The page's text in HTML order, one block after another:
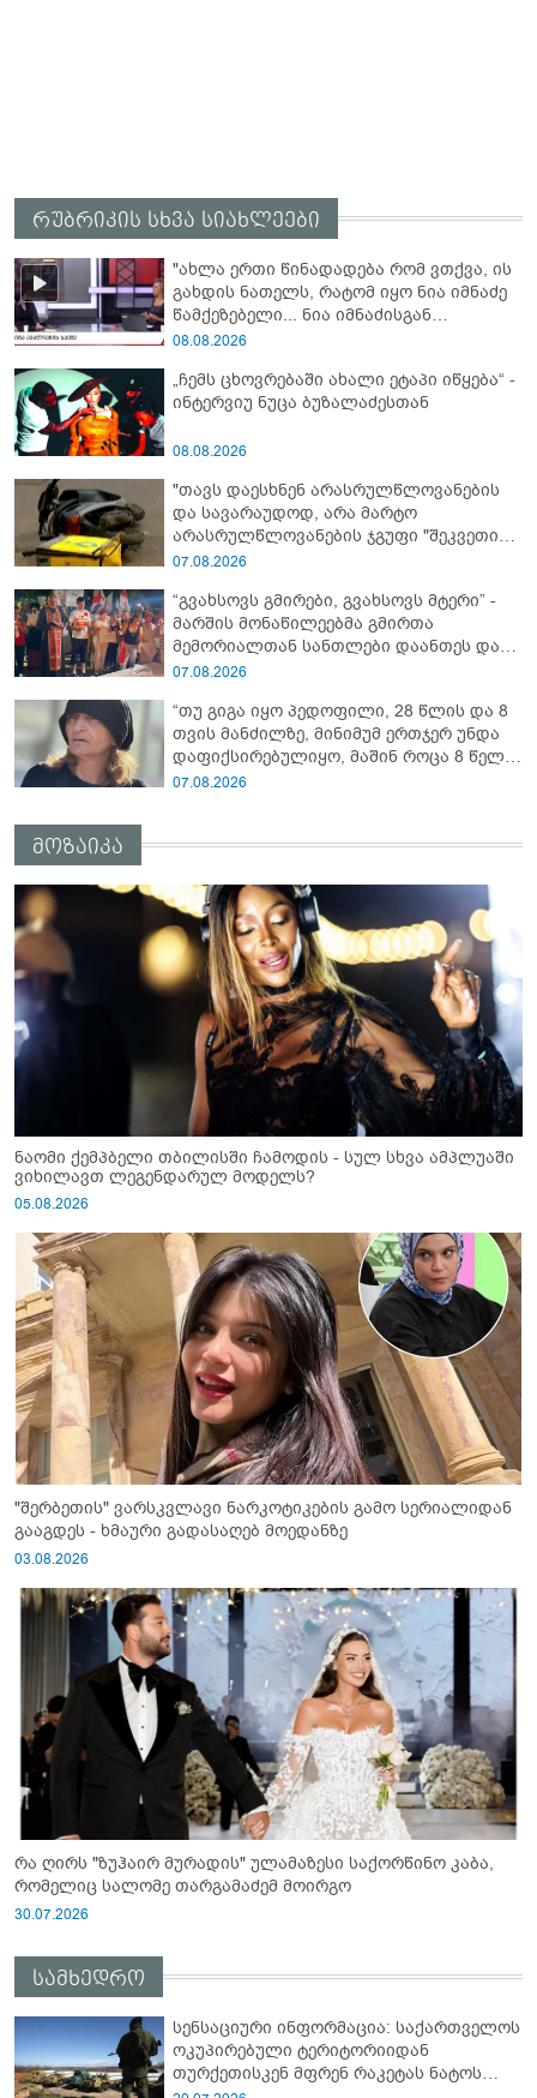
რუბრიკის სხვა სიახლეები
"ახლა ერთი წინადადება რომ ვთქვა, ის
გახდის ნათელს, რატომ იყო ნია იმნაძე
წამქეზებელი... ნია იმნაძისგან
გამოსული ინფორმაციაა ეს" - რას
08.08.2026
„ჩემს ცხოვრებაში ახალი ეტაპი იწყება“ -
ინტერვიუ ნუცა ბუზალაძესთან
08.08.2026
"თავს დაესხნენ არასრულწლოვანების
და სავარაუდოდ, არა მარტო
არასრულწლოვანების ჯგუფი "შეკვეთის
მიტანისას, "გლოვოს" კურიერია
ადვოკატი?
07.08.2026
“გვახსოვს გმირები, გვახსოვს მტერი” -
მარშის მონაწილეებმა გმირთა
მემორიალთან სანთლები დაანთეს და
გმირების ხსოვნას პატივი მიაგეს
07.08.2026
“თუ გიგა იყო პედოფილი, 28 წლის და 8
თვის მანძილზე, მინიმუმ ერთჯერ უნდა
დაფიქსირებულიყო, მაშინ როცა 8 წელი
ამზადებდა მოსწავლეებს! - იპოვონ ერთი
07.08.2026
მოზაიკა
ნაომი ქემპბელი თბილისში ჩამოდის - სულ სხვა ამპლუაში
ვიხილავთ ლეგენდარულ მოდელს?
05.08.2026
"შერბეთის" ვარსკვლავი ნარკოტიკების გამო სერიალიდან
გააგდეს - ხმაური გადასაღებ მოედანზე
03.08.2026
რა ღირს "ზუჰაირ მურადის" ულამაზესი საქორწინო კაბა,
რომელიც სალომე თარგამაძემ მოირგო
30.07.2026
სამხედრო
სენსაციური ინფორმაცია: საქართველოს
ოკუპირებული ტერიტორიიდან
თურქეთისკენ მფრენ რაკეტას ნატოს